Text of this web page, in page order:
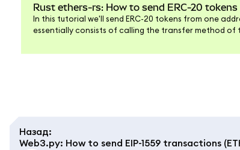
Rust ethers-rs: How to send ERC-20 tokens
In this tutorial we'll send ERC-20 tokens from one
essentially consists of calling the transfer method
Назад:
Web3.py: How to send EIP-1559 transactions